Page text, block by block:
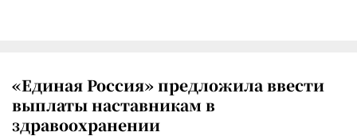
«Единая Россия» предложила ввести
выплаты наставникам в
здравоохранении